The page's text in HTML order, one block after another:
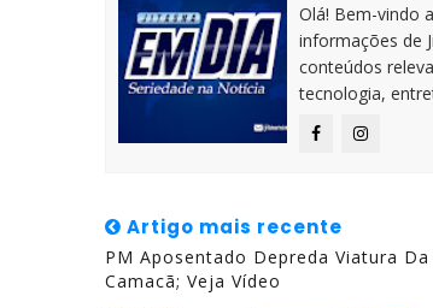
Olá! Bem-vindo
informações de
conteúdos
tecnologia,
Artigo mais recente
PM Aposentado Depreda Viatura
Camacã; Veja Vídeo